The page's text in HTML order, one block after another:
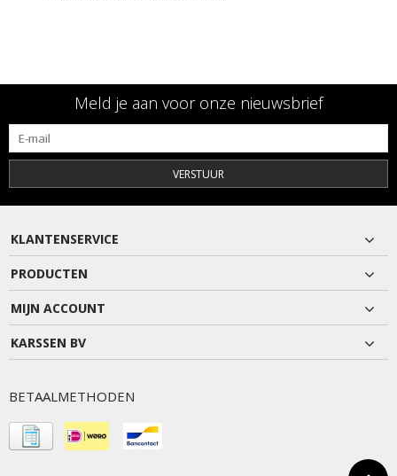
Meld je aan voor onze nieuwsbrief
VERSTUUR
KLANTENSERVICE
PRODUCTEN
MIJN ACCOUNT
KARSSEN BV
BETAALMETHODEN